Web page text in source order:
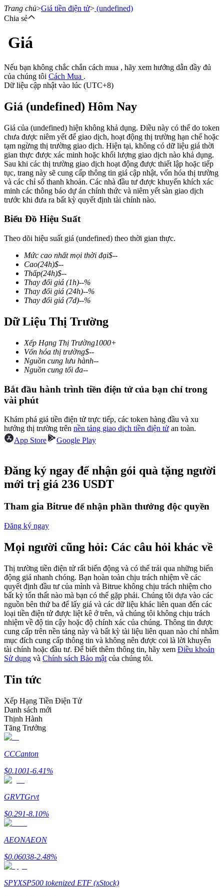
Hợp đồng tương lai
USDT Futures
Futures sử dụng USDT làm tài sản thế chấp
COIN-M Futures
Futures sử dụng token làm tài sản thế chấp
TradFi
Phái sinh cổ phiếu, ngoại hối, kim loại quý và hàng hóa
USDC Futures vĩnh cửu
Tham gia cùng các nhà giao dịch hàng đầu
Trở thành Nhà giao dịch Sao chép
Tận hưởng chia sẻ lợi nhuận và hoa hồng giao dịch sao chép
Thông tin
Phân tích dữ liệu lớn bao gồm thông tin giao dịch, v.v.
Trang chủ>Giá tiền điện tử> (undefined)
Chia sẻ
Giá
Nếu bạn không chắc chắn cách mua , hãy xem hướng dẫn đầy đủ
của chúng tôi Cách Mua .
Dữ liệu cập nhật vào lúc (UTC+8)
Giá (undefined) Hôm Nay
Giá của (undefined) hiện không khả dụng. Điều này có thể do token
chưa được niêm yết để giao dịch, hoạt động thị trường hạn chế hoặc
tạm ngừng thị trường giao dịch. Hiện tại, không có dữ liệu giá thời
gian thực được xác minh hoặc khối lượng giao dịch nào khả dụng.
Sau khi các thị trường giao dịch hoạt động được thiết lập hoặc tiếp
tục, trang này sẽ cung cấp thông tin giá cập nhật, vốn hóa thị trường
và các chỉ số thanh khoản. Các nhà đầu tư được khuyến khích xác
minh các thông báo dự án chính thức và niêm yết sàn giao dịch
trước khi đưa ra bất kỳ quyết định tài chính nào.
Biểu Đồ Hiệu Suất
Theo dõi hiệu suất giá (undefined) theo thời gian thực.
Mức cao nhất mọi thời đại$--
Cao(24h)$--
Thấp(24h)$--
Thay đổi giá (1h)--%
Thay đổi giá (24h)--%
Thay đổi giá (7d)--%
Dữ Liệu Thị Trường
Xếp Hạng Thị Trường1000+
Vốn hóa thị trường$--
Nguồn cung lưu hành--
Nguồn cung tối đa--
Bắt đầu hành trình tiền điện tử của bạn chỉ trong
vài phút
Khám phá giá tiền điện tử trực tiếp, các token hàng đầu và xu
hướng thị trường trên nền tảng giao dịch tiền điện tử an toàn.
App Store
Google Play
Đăng ký ngay để nhận gói quà tặng người
mới trị giá 236 USDT
Tham gia Bitrue để nhận phần thưởng độc quyền
Đăng ký ngay
Mọi người cũng hỏi: Các câu hỏi khác về
Thị trường tiền điện tử rất biến động và có thể trải qua những biến
động giá nhanh chóng. Bạn hoàn toàn chịu trách nhiệm về các
quyết định đầu tư của mình và Bitrue không chịu trách nhiệm cho
bất kỳ tổn thất nào mà bạn có thể gặp phải. Chúng tôi dựa vào các
nguồn bên thứ ba để lấy giá và các dữ liệu khác liên quan đến các
loại tiền điện tử được liệt kê ở trên, và chúng tôi không chịu trách
nhiệm về độ tin cậy hoặc độ chính xác của chúng. Thông tin được
cung cấp trên nền tảng này và bất kỳ tài liệu liên quan nào chỉ nhằm
mục đích cung cấp thông tin và không nên được coi là lời khuyên
tài chính hoặc đầu tư. Để biết thêm thông tin, hãy xem Điều khoản
Sử dụng và Chính sách Bảo mật của chúng tôi.
Tin tức
Xếp Hạng Tiền Điện Tử
Danh sách mới
Thịnh Hành
Tăng Trưởng
CCCanton
$0.1001-6.41%
GRVTGrvt
$0.291-8.10%
AEONAEON
$0.06038-2.48%
SPYXSP500 tokenized ETF (xStock)